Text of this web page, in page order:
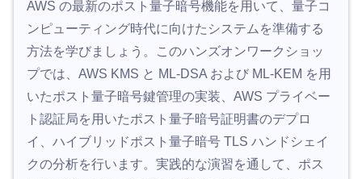
AWS の最新のポスト量子暗号機能を用いて、量子コ
ンピューティング時代に向けたシステムを準備する
方法を学びましょう。このハンズオンワークショッ
プでは、AWS KMS と ML-DSA および ML-KEM を用
いたポスト量子暗号鍵管理の実装、AWS プライベー
ト認証局を用いたポスト量子暗号証明書のデプロ
イ、ハイブリッドポスト量子暗号 TLS ハンドシェイ
クの分析を行います。実践的な演習を通して、ポス